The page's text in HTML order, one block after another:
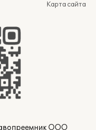
Карта сайта
ООО